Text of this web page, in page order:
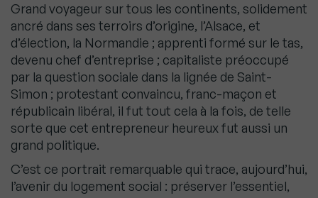
Grand voyageur sur tous les continents, solidement
ancré dans ses terroirs d’origine, l’Alsace, et
d’élection, la Normandie ; apprenti formé sur le tas,
devenu chef d’entreprise ; capitaliste préoccupé
par la question sociale dans la lignée de Saint-
Simon ; protestant convaincu, franc-maçon et
républicain libéral, il fut tout cela à la fois, de telle
sorte que cet entrepreneur heureux fut aussi un
grand politique.
C’est ce portrait remarquable qui trace, aujourd’hui,
l’avenir du logement social : préserver l’essentiel,